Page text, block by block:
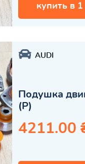
купить в
AUDI
Подушка
(Р)
4211.00